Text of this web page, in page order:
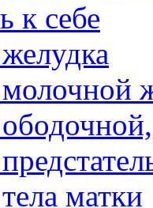
к себе
матки